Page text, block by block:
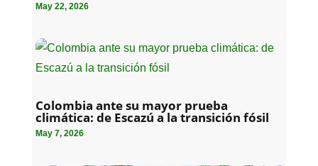
May 22, 2026
Colombia ante su mayor prueba
climática: de Escazú a la transición fósil
May 7, 2026